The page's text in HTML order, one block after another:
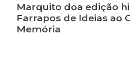
Marquito doa edição
Farrapos de Ideias ao
Memória